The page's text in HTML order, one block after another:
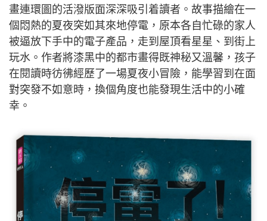
畫連環圖的活潑版面深深吸引着讀者。故事描繪在一
個悶熱的夏夜突如其來地停電，原本各自忙碌的家人
被逼放下手中的電子產品，走到屋頂看星星、到街上
玩水。作者將漆黑中的都市畫得既神秘又溫馨，孩子
在閱讀時彷彿經歷了一場夏夜小冒險，能學習到在面
對突發不如意時，換個角度也能發現生活中的小確
幸。